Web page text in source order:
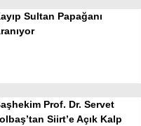
Sultan Papağanı
Prof. Dr. Servet
Siirt’e Açık Kalp